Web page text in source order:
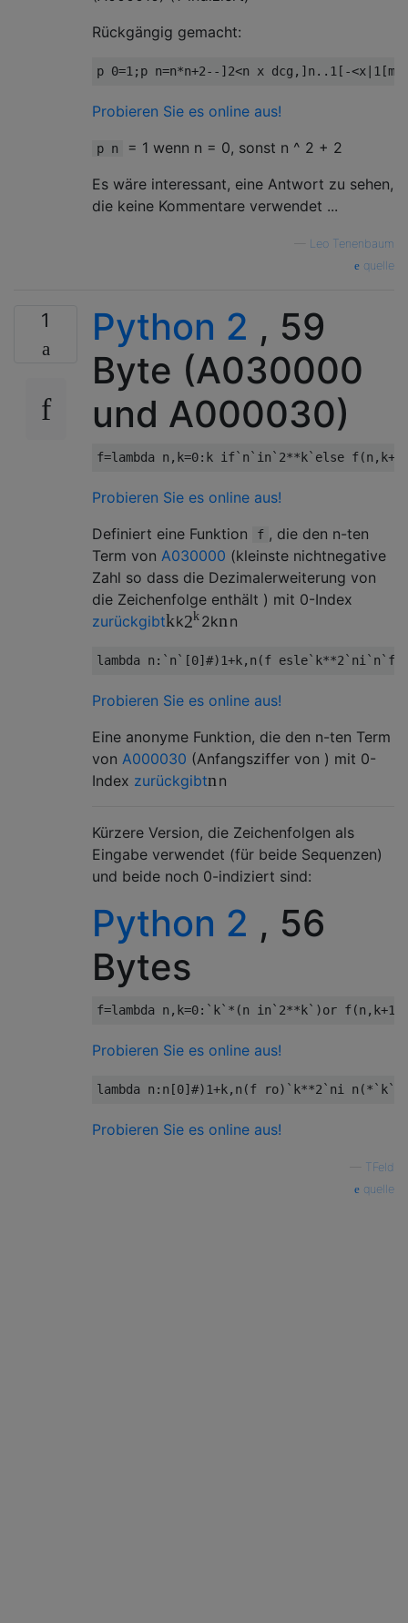
Rückgängig gemacht:
Probieren Sie es online aus!
p n
= 1 wenn n = 0, sonst n ^ 2 + 2
Es wäre interessant, eine Antwort zu sehen,
die keine Kommentare verwendet ...
Leo Tenenbaum
quelle
1 Python 2 , 59
Byte (A030000
und A000030)
f=lambda n , k=0: k if` n ` in ` 2** k` else f(n , k+
Probieren Sie es online aus!
Definiert eine Funktion
f , die den n-ten
Term von A030000 (kleinste nichtnegative
Zahl so dass die Dezimalerweiterung von
die Zeichenfolge enthält ) mit 0-Index
zurückgibtkk2k 2knn
lambda n :` n `[0]#)1+k, n (f esle` k**2` ni` n ` fi
Probieren Sie es online aus!
Eine anonyme Funktion, die den n-ten Term
von A000030 (Anfangsziffer von ) mit 0-
Index zurückgibtnn
Kürzere Version, die Zeichenfolgen als
Eingabe verwendet (für beide Sequenzen)
und beide noch 0-indiziert sind:
Python 2 , 56
Bytes
f=lambda n , k=0:` k`*(n in ` 2** k`)or f(n , k+1
Probieren Sie es online aus!
lambda n : n [0]#)1+k, n (f ro)` k**2` ni n (*` k`:
Probieren Sie es online aus!
TFeld
quelle